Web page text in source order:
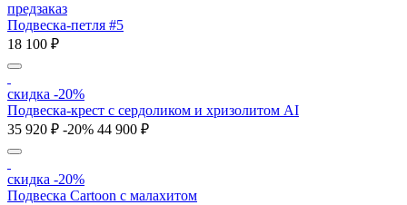
предзаказ
Подвеска-петля #5
18 100 ₽
скидка -20%
Подвеска-крест с сердоликом и хризолитом AI
35 920 ₽ -20% 44 900 ₽
скидка -20%
Подвеска Cartoon c малахитом